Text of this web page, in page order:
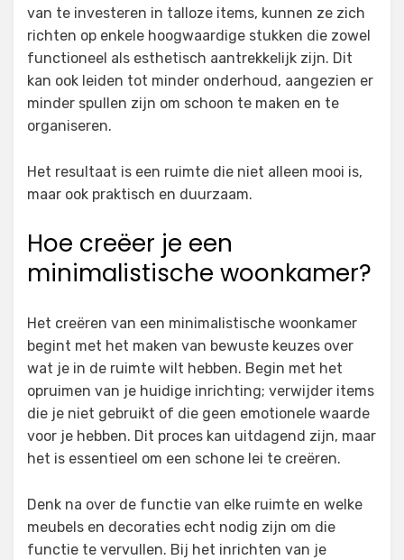
van te investeren in talloze items, kunnen ze zich
richten op enkele hoogwaardige stukken die zowel
functioneel als esthetisch aantrekkelijk zijn. Dit
kan ook leiden tot minder onderhoud, aangezien er
minder spullen zijn om schoon te maken en te
organiseren.
Het resultaat is een ruimte die niet alleen mooi is,
maar ook praktisch en duurzaam.
Hoe creëer je een
minimalistische woonkamer?
Het creëren van een minimalistische woonkamer
begint met het maken van bewuste keuzes over
wat je in de ruimte wilt hebben. Begin met het
opruimen van je huidige inrichting; verwijder items
die je niet gebruikt of die geen emotionele waarde
voor je hebben. Dit proces kan uitdagend zijn, maar
het is essentieel om een schone lei te creëren.
Denk na over de functie van elke ruimte en welke
meubels en decoraties echt nodig zijn om die
functie te vervullen. Bij het inrichten van je